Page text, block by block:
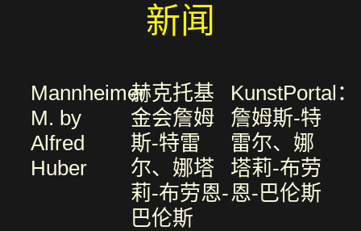
新闻
Mannheimer
M. by
Alfred
Huber
赫克托基
金会詹姆
斯-特雷
尔、娜塔
莉-布劳恩-
巴伦斯
KunstPortal：
詹姆斯-特
雷尔、娜
塔莉-布劳
恩-巴伦斯